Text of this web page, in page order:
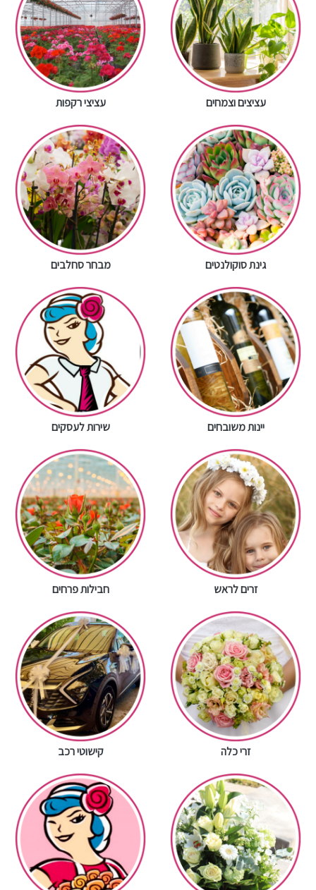
עציצים וצמחים עציצי רקפות
גינת סוקולנטים מבחר סחלבים
יינות משובחים שירות לעסקים
זרים לראש חבילות פרחים
זרי כלה קישוטי רכב